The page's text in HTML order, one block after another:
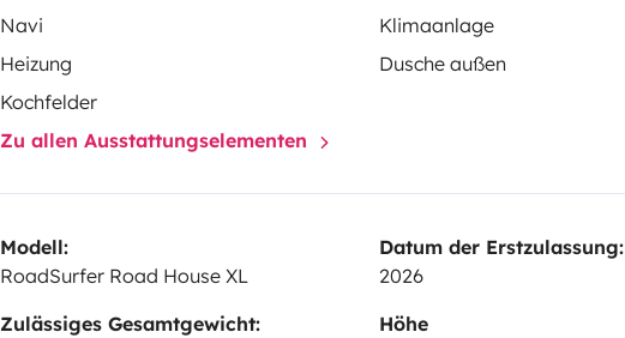
Navi
Klimaanlage
Heizung
Dusche außen
Kochfelder
Zu allen Ausstattungselementen
Modell:
RoadSurfer Road House XL
Datum der Erstzulassung:
2026
Zulässiges Gesamtgewicht:
Höhe